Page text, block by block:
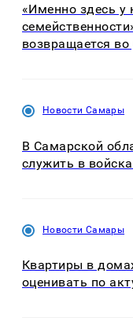
«Именно здесь у
возвращается
Новости Самары
В Самарской
служить в
Новости Самары
Квартиры в
оценивать по